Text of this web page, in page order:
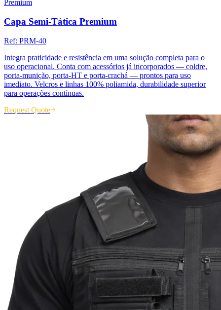
Premium
Capa Semi-Tática Premium
Ref: PRM-40
Integra praticidade e resistência em uma solução completa para o
uso operacional. Conta com acessórios já incorporados — coldre,
porta-munição, porta-HT e porta-crachá — prontos para uso
imediato. Velcros e linhas 100% poliamida, durabilidade superior
para operações contínuas.
Request Quote